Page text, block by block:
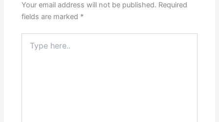
Your email address will not be published. Required
fields are marked *
here..